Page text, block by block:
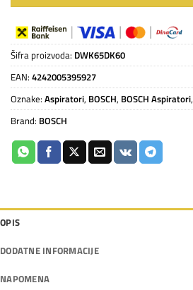
Šifra proizvoda: DWK65DK60
EAN: 4242005395927
Oznake: Aspiratori, BOSCH, BOSCH Aspiratori,
Brand: BOSCH
OPIS
DODATNE INFORMACIJE
NAPOMENA